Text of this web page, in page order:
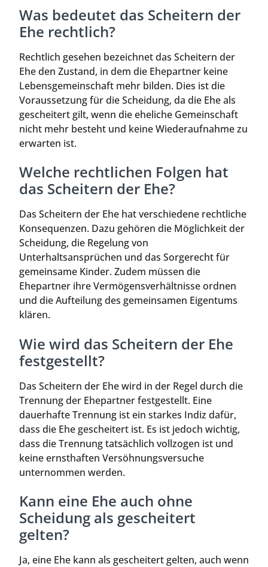
Was bedeutet das Scheitern der
Ehe rechtlich?
Rechtlich gesehen bezeichnet das Scheitern der
Ehe den Zustand, in dem die Ehepartner keine
Lebensgemeinschaft mehr bilden. Dies ist die
Voraussetzung für die Scheidung, da die Ehe als
gescheitert gilt, wenn die eheliche Gemeinschaft
nicht mehr besteht und keine Wiederaufnahme zu
erwarten ist.
Welche rechtlichen Folgen hat
das Scheitern der Ehe?
Das Scheitern der Ehe hat verschiedene rechtliche
Konsequenzen. Dazu gehören die Möglichkeit der
Scheidung, die Regelung von
Unterhaltsansprüchen und das Sorgerecht für
gemeinsame Kinder. Zudem müssen die
Ehepartner ihre Vermögensverhältnisse ordnen
und die Aufteilung des gemeinsamen Eigentums
klären.
Wie wird das Scheitern der Ehe
festgestellt?
Das Scheitern der Ehe wird in der Regel durch die
Trennung der Ehepartner festgestellt. Eine
dauerhafte Trennung ist ein starkes Indiz dafür,
dass die Ehe gescheitert ist. Es ist jedoch wichtig,
dass die Trennung tatsächlich vollzogen ist und
keine ernsthaften Versöhnungsversuche
unternommen werden.
Kann eine Ehe auch ohne
Scheidung als gescheitert
gelten?
Ja, eine Ehe kann als gescheitert gelten, auch wenn